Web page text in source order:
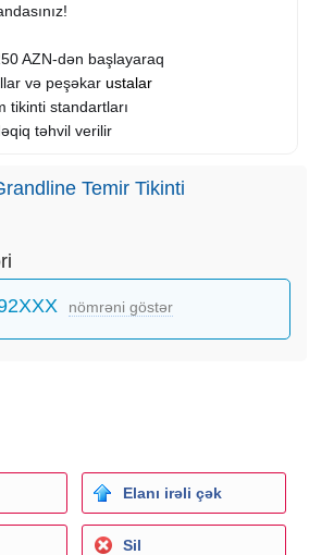
AZN-dən başlayaraq
və peşəkar ustalar
tikinti standartları
təhvil verilir
evi reallığa çeviririk!
sifariş üçün bizimlə əlaqə saxlayın.
- Etibar və keyfiyyət ünvanı!
Temir Tikinti
nömrəni göstər
Elanı irəli çək
Sil